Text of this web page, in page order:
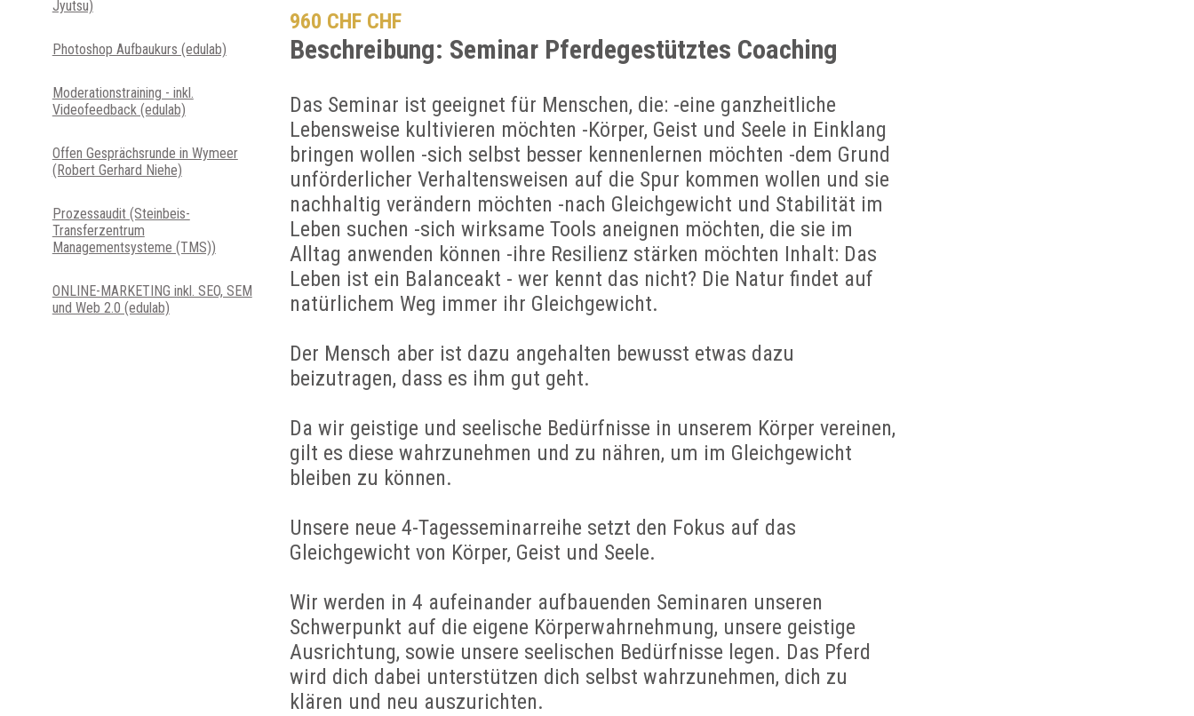
960 CHF CHF
Beschreibung: Seminar Pferdegestütztes Coaching
Das Seminar ist geeignet für Menschen, die: -eine ganzheitliche
Lebensweise kultivieren möchten -Körper, Geist und Seele in Einklang
bringen wollen -sich selbst besser kennenlernen möchten -dem Grund
unförderlicher Verhaltensweisen auf die Spur kommen wollen und sie
nachhaltig verändern möchten -nach Gleichgewicht und Stabilität im
Leben suchen -sich wirksame Tools aneignen möchten, die sie im
Alltag anwenden können -ihre Resilienz stärken möchten Inhalt: Das
Leben ist ein Balanceakt - wer kennt das nicht? Die Natur findet auf
natürlichem Weg immer ihr Gleichgewicht.
Der Mensch aber ist dazu angehalten bewusst etwas dazu
beizutragen, dass es ihm gut geht.
Da wir geistige und seelische Bedürfnisse in unserem Körper vereinen,
gilt es diese wahrzunehmen und zu nähren, um im Gleichgewicht
bleiben zu können.
Unsere neue 4-Tagesseminarreihe setzt den Fokus auf das
Gleichgewicht von Körper, Geist und Seele.
Wir werden in 4 aufeinander aufbauenden Seminaren unseren
Schwerpunkt auf die eigene Körperwahrnehmung, unsere geistige
Ausrichtung, sowie unsere seelischen Bedürfnisse legen. Das Pferd
wird dich dabei unterstützen dich selbst wahrzunehmen, dich zu
klären und neu auszurichten.
Jyutsu)
Photoshop Aufbaukurs (edulab)
Moderationstraining - inkl.
Videofeedback (edulab)
Offen Gesprächsrunde in Wymeer
(Robert Gerhard Niehe)
Prozessaudit (Steinbeis-
Transferzentrum
Managementsysteme (TMS))
ONLINE-MARKETING inkl. SEO, SEM
und Web 2.0 (edulab)